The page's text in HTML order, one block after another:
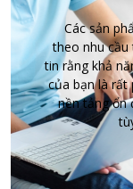
Các sản
theo nhu cầu
tin rằng khả
của bạn là rất
nền tảng ổn